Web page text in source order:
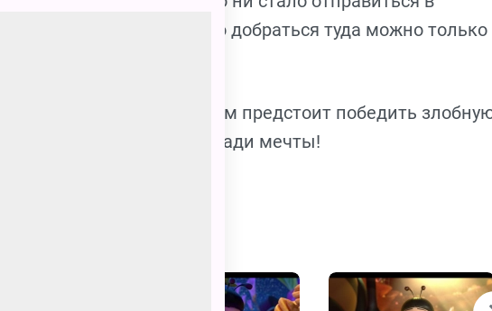
— Золотой каньон. Но добраться туда можно только
нашим героям предстоит победить
ос. И всё это — ради мечты!